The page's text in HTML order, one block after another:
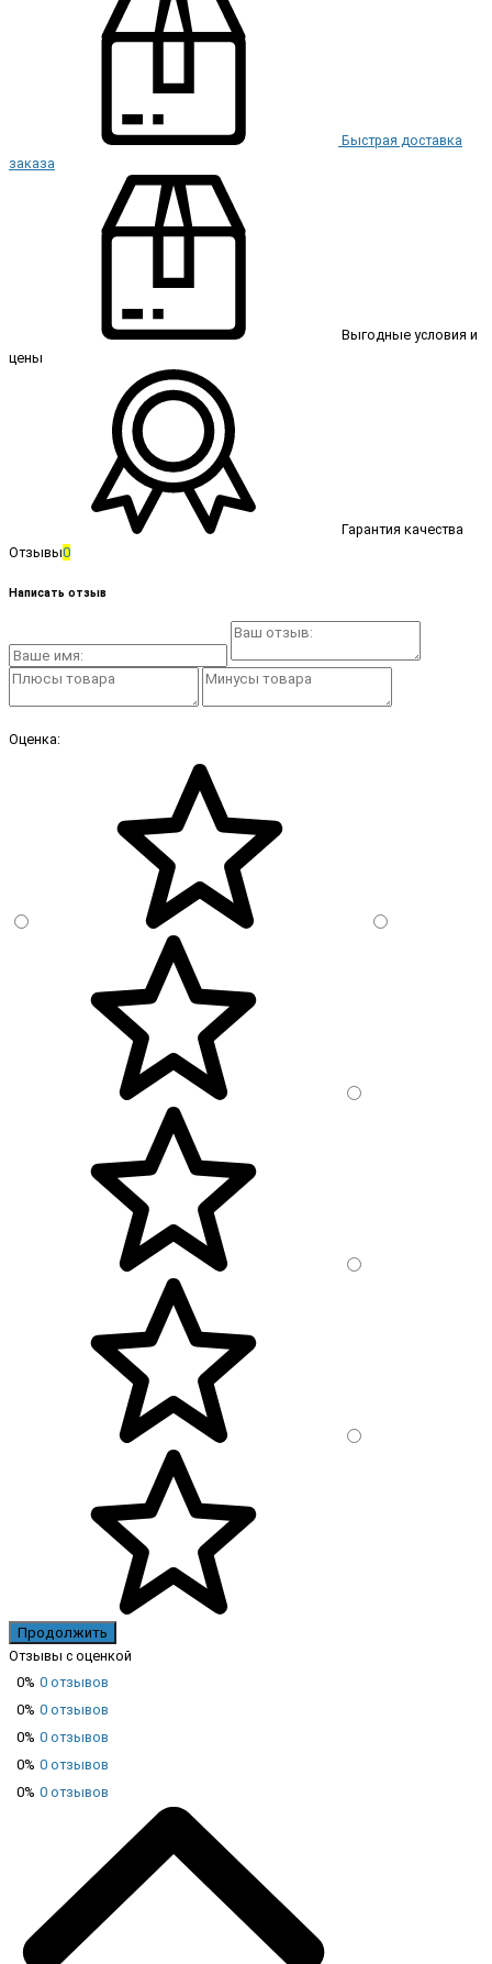
Быстрая доставка
заказа
Выгодные условия и
цены
Гарантия качества
Отзывы0
Написать отзыв
Оценка:
Продолжить
Отзывы с оценкой
0% 0 отзывов
0% 0 отзывов
0% 0 отзывов
0% 0 отзывов
0% 0 отзывов